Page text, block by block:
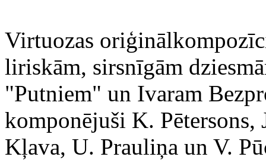
Virtuozas
liriskām, sirsnīgām
"Putniem" un Ivaram
komponējuši K. Pētersons,
Kļava, U. Prauliņa un V.